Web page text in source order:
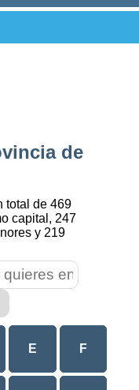
de
total de 469
capital, 247
y 219
E F